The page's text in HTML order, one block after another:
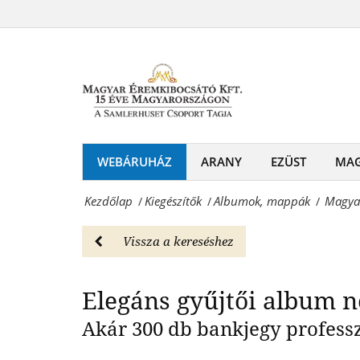
-
bankjegytartó
album
-
Albumok,
Magyar
Éremkibocsátó
WEBÁRUHÁZ ARANY EZÜST
Kezdőlap /Kiegészítők /Albumok, mappák /
Vissza a kereséshez
Elegáns gyűjtői album
Akár 300 db bankjegy
Elegáns
mappák
Éremkibocsátó
Érmék
emlékérmek
hivatalos